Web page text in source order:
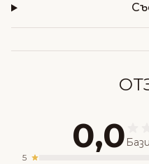
0,0
5